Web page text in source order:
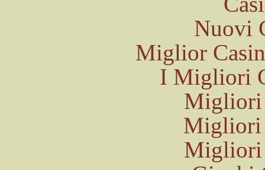
Nuovi
Miglior
I Migliori
Migliori
Migliori
Migliori